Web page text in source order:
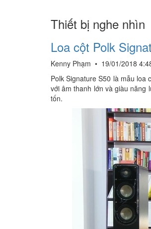
Thiết bị nghe nhìn
Loa cột Polk
Kenny Phạm • 19/01/2018
Polk Signature S50 là mẫu
với âm thanh lớn và giàu năng
tốn.